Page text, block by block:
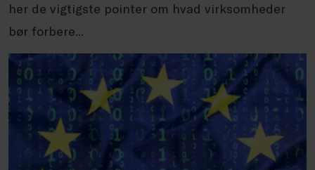
her de vigtigste pointer om hvad virksomheder
bør forbere...